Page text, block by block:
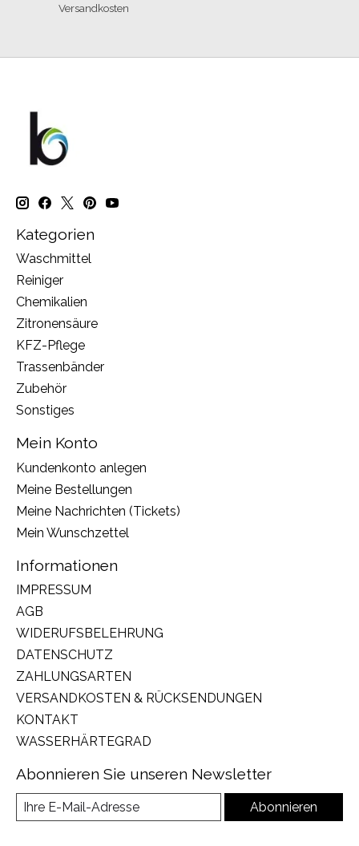
Versandkosten
Kategorien
Waschmittel
Reiniger
Chemikalien
Zitronensäure
KFZ-Pflege
Trassenbänder
Zubehör
Sonstiges
Mein Konto
Kundenkonto anlegen
Meine Bestellungen
Meine Nachrichten (Tickets)
Mein Wunschzettel
Informationen
IMPRESSUM
AGB
WIDERUFSBELEHRUNG
DATENSCHUTZ
ZAHLUNGSARTEN
VERSANDKOSTEN & RÜCKSENDUNGEN
KONTAKT
WASSERHÄRTEGRAD
Abonnieren Sie unseren Newsletter
Abonnieren